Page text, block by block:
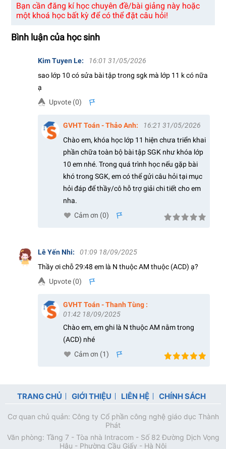
Bạn cần đăng kí học chuyên đề/bài giảng này hoặc
một khoá học bất kỳ để có thể đặt câu hỏi!
Bình luận của học sinh
Kim Tuyen Le:
16:01 31/05/2026
sao lớp 10 có sửa bài tập trong sgk mà lớp 11 k có nữa
ạ
Upvote (0)
GVHT Toán - Thảo Anh:
16:21 31/05/2026
Chào em, khóa học lớp 11 hiện chưa triển khai
phần chữa toàn bộ bài tập SGK như khóa lớp
10 em nhé. Trong quá trình học nếu gặp bài
khó trong SGK, em có thể gửi câu hỏi tại mục
hỏi đáp để thầy/cô hỗ trợ giải chi tiết cho em
nha.
Cảm ơn (0)
Lê Yến Nhi:
01:09 18/09/2025
Thầy ơi chỗ 29:48 em là N thuộc AM thuộc (ACD) ạ?
Upvote (0)
GVHT Toán - Thanh Tùng :
01:42 18/09/2025
Chào em, em ghi là N thuộc AM nằm trong
(ACD) nhé
Cảm ơn (1)
TRANG CHỦ GIỚI THIỆU LIÊN HỆ CHÍNH SÁCH
Cơ quan chủ quản: Công ty Cổ phần công nghệ giáo dục Thành
Phát
Văn phòng: Tầng 7 - Tòa nhà Intracom - Số 82 Đường Dịch Vọng
Hậu - Phường Cầu Giấy - Hà Nội